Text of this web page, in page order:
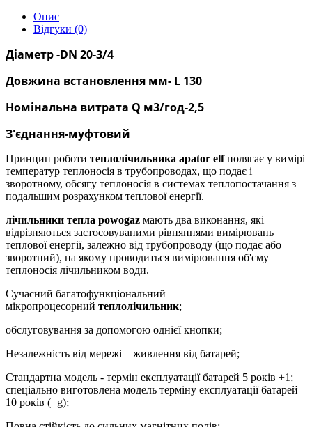
Опис
Відгуки (0)
Діаметр -DN 20-3/4
Довжина встановлення мм- L 130
Номінальна витрата Q м3/год-2,5
З'єднання-муфтовий
Принцип роботи теплолічильника apator elfполягає у вимірі
температур теплоносія в трубопроводах, що подає і
зворотному, обсягу теплоносія в системах теплопостачання з
подальшим розрахунком теплової енергії.
лічильники тепла powogaz мають два виконання, які
відрізняються застосовуваними рівняннями вимірювань
теплової енергії, залежно від трубопроводу (що подає або
зворотний), на якому проводиться вимірювання об'єму
теплоносія лічильником води.
Сучасний багатофункціональний
мікропроцесорний теплолічильник;
обслуговування за допомогою однієї кнопки;
Незалежність від мережі – живлення від батарей;
Стандартна модель - термін експлуатації батарей 5 років +1;
спеціально виготовлена ​​модель терміну експлуатації батарей
10 років (=g);